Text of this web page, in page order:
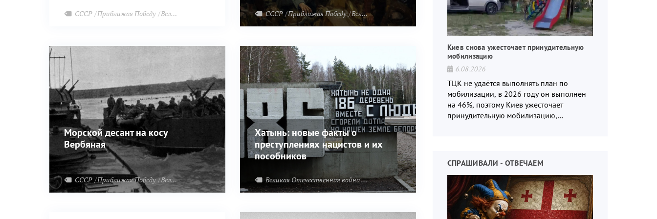
СССР Приближая Победу Великая Отечественная война СССР Приближая Победу Великая Отечественная война
Морской десант на косу
Вербяная
СССР Приближая Победу Великая Отечественная война
Хатынь: новые факты о
преступлениях нацистов и их
пособников
Великая Отечественная война Преступления нацизма
Киев снова ужесточает принудительную
мобилизацию
6.08.2026
ТЦК не удаётся выполнять план по
мобилизации, в 2026 году он выполнен
на 46%, поэтому Киев ужесточает
принудительную мобилизацию,
СПРАШИВАЛИ - ОТВЕЧАЕМ